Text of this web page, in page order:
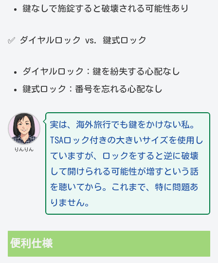
鍵なしで施錠すると破壊される可能性あり
✅ ダイヤルロック vs. 鍵式ロック
ダイヤルロック：鍵を紛失する心配なし
鍵式ロック：番号を忘れる心配なし
りんりん
実は、海外旅行でも鍵をかけない私。
TSAロック付きの大きいサイズを使用し
ていますが、ロックをすると逆に破壊
して開けられる可能性が増すという話
を聴いてから。これまで、特に問題あ
りません。
便利仕様